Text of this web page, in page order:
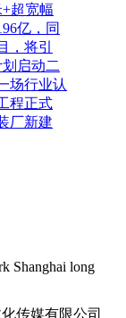
超宽幅
亿，同
，将引
启动二
场行业认
程正式
厂新建
Shanghai long
化传媒有限公司